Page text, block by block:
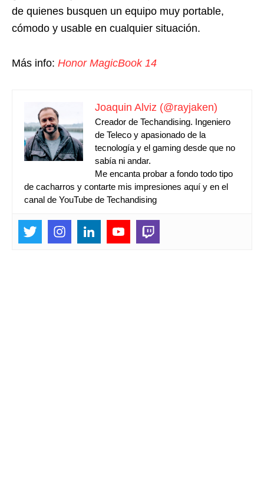
de quienes busquen un equipo muy portable,
cómodo y usable en cualquier situación.
Más info: Honor MagicBook 14
Joaquin Alviz (@rayjaken)
Creador de Techandising. Ingeniero
de Teleco y apasionado de la
tecnología y el gaming desde que no
sabía ni andar.
Me encanta probar a fondo todo tipo
de cacharros y contarte mis impresiones aquí y en el
canal de YouTube de Techandising